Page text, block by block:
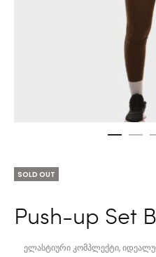
SOLD OUT
Push-up Set
ელასტიური კომპლექტი,